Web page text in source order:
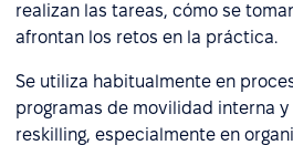
realizan las tareas, cómo se
afrontan los retos en la práctica.
Se utiliza habitualmente en
programas de movilidad interna
reskilling, especialmente en